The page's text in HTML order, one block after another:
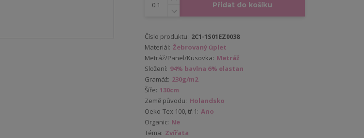
Přidat do košíku
Číslo produktu: 2C1-1S01EZ0038
Materiál: Žebrovaný úplet
Metráž/Panel/Kusovka: Metráž
Složení: 94% bavlna 6% elastan
Gramáž: 230g/m2
Šíře: 130cm
Země původu: Holandsko
Oeko-Tex 100, tř.1: Ano
Organic: Ne
Téma: Zvířata